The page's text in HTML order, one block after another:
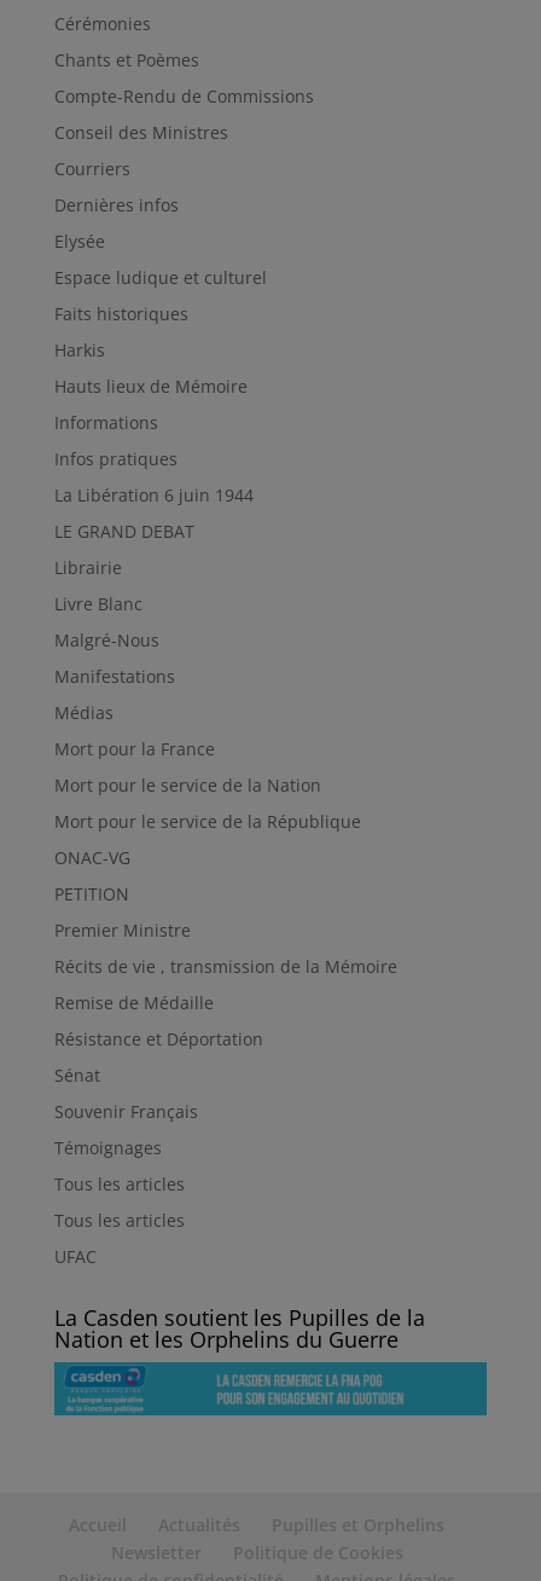
Cérémonies
Chants et Poèmes
Compte-Rendu de Commissions
Conseil des Ministres
Courriers
Dernières infos
Elysée
Espace ludique et culturel
Faits historiques
Harkis
Hauts lieux de Mémoire
Informations
Infos pratiques
La Libération 6 juin 1944
LE GRAND DEBAT
Librairie
Livre Blanc
Malgré-Nous
Manifestations
Médias
Mort pour la France
Mort pour le service de la Nation
Mort pour le service de la République
ONAC-VG
PETITION
Premier Ministre
Récits de vie , transmission de la Mémoire
Remise de Médaille
Résistance et Déportation
Sénat
Souvenir Français
Témoignages
Tous les articles
Tous les articles
UFAC
La Casden soutient les Pupilles de la
Nation et les Orphelins du Guerre
Accueil Actualités
Pupilles et Orphelins
Newsletter
Politique de Cookies